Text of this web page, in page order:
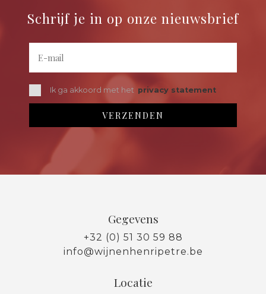
Schrijf je in op onze nieuwsbrief
Ik ga akkoord met het privacy statement
Gegevens
+32 (0) 51 30 59 88
info@wijnenhenripetre.be
Locatie